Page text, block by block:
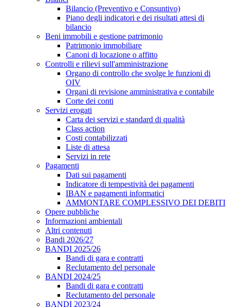
Bilancio (Preventivo e Consuntivo)
Piano degli indicatori e dei risultati attesi di
bilancio
Beni immobili e gestione patrimonio
Patrimonio immobiliare
Canoni di locazione o affitto
Controlli e rilievi sull'amministrazione
Organo di controllo che svolge le funzioni di
OIV
Organi di revisione amministrativa e contabile
Corte dei conti
Servizi erogati
Carta dei servizi e standard di qualità
Class action
Costi contabilizzati
Liste di attesa
Servizi in rete
Pagamenti
Dati sui pagamenti
Indicatore di tempestività dei pagamenti
IBAN e pagamenti informatici
AMMONTARE COMPLESSIVO DEI DEBITI
Opere pubbliche
Informazioni ambientali
Altri contenuti
Bandi 2026/27
BANDI 2025/26
Bandi di gara e contratti
Reclutamento del personale
BANDI 2024/25
Bandi di gara e contratti
Reclutamento del personale
BANDI 2023/24